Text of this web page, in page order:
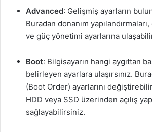
Advanced: Gelişmiş ayarların
Buradan donanım
ve güç yönetimi ayarlarına
Boot: Bilgisayarın hangi aygıttan
belirleyen ayarlara ulaşırsınız.
(Boot Order) ayarlarını
HDD veya SSD üzerinden açılış
sağlayabilirsiniz.